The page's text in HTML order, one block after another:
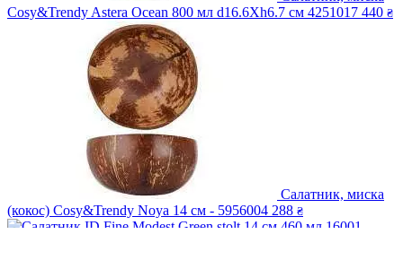
Cosy&Trendy Astera Ocean 800 мл d16.6Xh6.7 см 4251017 440 ₴
Салатник, миска
(кокос) Cosy&Trendy Noya 14 см - 5956004 288 ₴